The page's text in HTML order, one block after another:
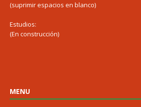
(suprimir espacios en blanco)
Estudios:
(En construcción)
MENU